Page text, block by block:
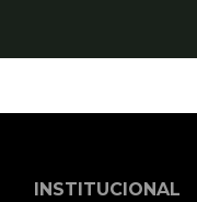
INSTITUCIONAL